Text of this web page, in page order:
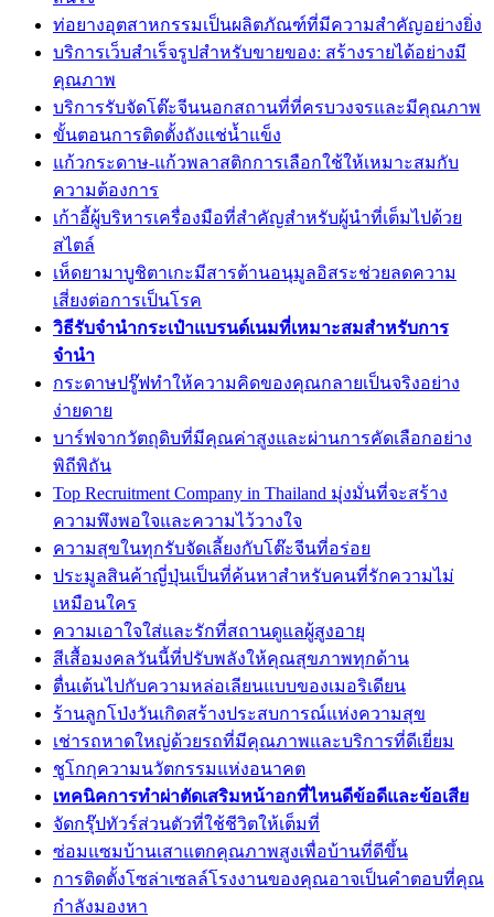
ท่อยางอุตสาหกรรมเป็นผลิตภัณฑ์ที่มีความสำคัญอย่างยิ่ง
บริการเว็บสำเร็จรูปสำหรับขายของ: สร้างรายได้อย่างมี
คุณภาพ
บริการรับจัดโต๊ะจีนนอกสถานที่ที่ครบวงจรและมีคุณภาพ
ขั้นตอนการติดตั้งถังแช่น้ำแข็ง
แก้วกระดาษ-แก้วพลาสติกการเลือกใช้ให้เหมาะสมกับ
ความต้องการ
เก้าอี้ผู้บริหารเครื่องมือที่สำคัญสำหรับผู้นำที่เต็มไปด้วย
สไตล์
เห็ดยามาบูชิตาเกะมีสารต้านอนุมูลอิสระช่วยลดความ
เสี่ยงต่อการเป็นโรค
วิธีรับจำนำกระเป๋าแบรนด์เนมที่เหมาะสมสำหรับการ
จำนำ
กระดาษปรู๊ฟทำให้ความคิดของคุณกลายเป็นจริงอย่าง
ง่ายดาย
บาร์ฟจากวัตถุดิบที่มีคุณค่าสูงและผ่านการคัดเลือกอย่าง
พิถีพิถัน
Top Recruitment Company in Thailand มุ่งมั่นที่จะสร้าง
ความพึงพอใจและความไว้วางใจ
ความสุขในทุกรับจัดเลี้ยงกับโต๊ะจีนที่อร่อย
ประมูลสินค้าญี่ปุ่นเป็นที่ค้นหาสำหรับคนที่รักความไม่
เหมือนใคร
ความเอาใจใส่และรักที่สถานดูแลผู้สูงอายุ
สีเสื้อมงคลวันนี้ที่ปรับพลังให้คุณสุขภาพทุกด้าน
ตื่นเต้นไปกับความหล่อเลียนแบบของเมอริเดียน
ร้านลูกโป่งวันเกิดสร้างประสบการณ์แห่งความสุข
เช่ารถหาดใหญ่ด้วยรถที่มีคุณภาพและบริการที่ดีเยี่ยม
ชูโกกุความนวัตกรรมแห่งอนาคต
เทคนิคการทำผ่าตัดเสริมหน้าอกที่ไหนดีข้อดีและข้อเสีย
จัดกรุ๊ปทัวร์ส่วนตัวที่ใช้ชีวิตให้เต็มที่
ซ่อมแซมบ้านเสาแตกคุณภาพสูงเพื่อบ้านที่ดีขึ้น
การติดตั้งโซล่าเซลล์โรงงานของคุณอาจเป็นคำตอบที่คุณ
กำลังมองหา